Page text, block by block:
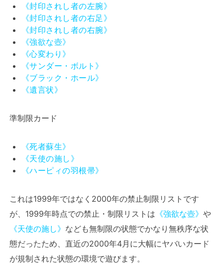
《封印されし者の左腕》
《封印されし者の右足》
《封印されし者の右腕》
《強欲な壺》
《心変わり》
《サンダー・ボルト》
《ブラック・ホール》
《遺言状》
準制限カード
《死者蘇生》
《天使の施し》
《ハーピィの羽根帚》
これは1999年ではなく2000年の禁止制限リストです
が、1999年時点での禁止・制限リストは 《強欲な壺》 や
《天使の施し》 なども無制限の状態でかなり無秩序な状
態だったため、直近の2000年4月に大幅にヤバいカード
が規制された状態の環境で遊びます。